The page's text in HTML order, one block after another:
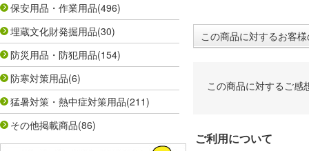
保安用品・作業用品(496)
埋蔵文化財発掘用品(30)
防災用品・防犯用品(154)
防寒対策用品(6)
猛暑対策・熱中症対策用品(211)
その他掲載商品(86)
この商品に対するお客
この商品に対するご感
ご利用について